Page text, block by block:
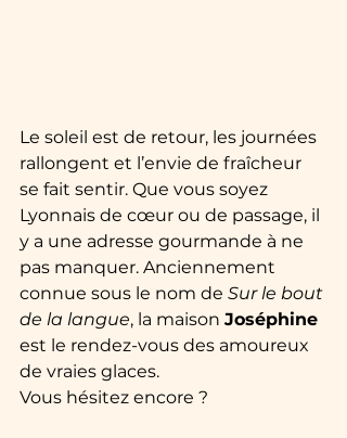
Le soleil est de retour, les journées
rallongent et l’envie de fraîcheur
se fait sentir. Que vous soyez
Lyonnais de cœur ou de passage, il
y a une adresse gourmande à ne
pas manquer. Anciennement
connue sous le nom de Sur le bout
de la langue, la maison Joséphine
est le rendez-vous des amoureux
de vraies glaces.
Vous hésitez encore ?